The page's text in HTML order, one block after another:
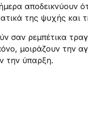
αποδεικνύουν
της ψυχής και
σαν ρεμπέτικα
μοιράζουν την
την ύπαρξη.